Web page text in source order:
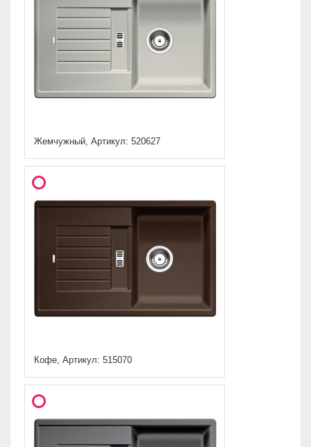
Жемчужный, Артикул: 520627
Кофе, Артикул: 515070